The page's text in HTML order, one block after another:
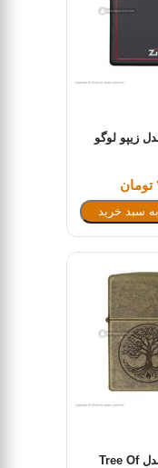
زیپو لوگو
سبد خرید
فندک زیپو مدل Tree Of